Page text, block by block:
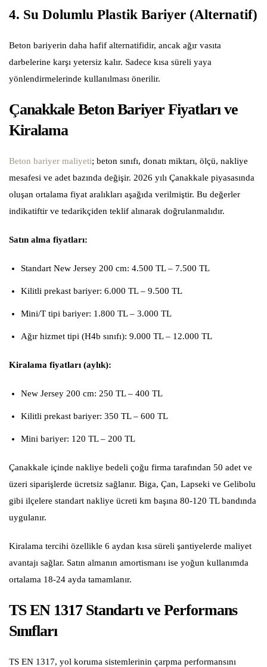
4. Su Dolumlu Plastik Bariyer (Alternatif)
Beton bariyerin daha hafif alternatifidir, ancak ağır vasıta
darbelerine karşı yetersiz kalır. Sadece kısa süreli yaya
yönlendirmelerinde kullanılması önerilir.
Çanakkale Beton Bariyer Fiyatları ve
Kiralama
Beton bariyer maliyeti; beton sınıfı, donatı miktarı, ölçü, nakliye
mesafesi ve adet bazında değişir. 2026 yılı Çanakkale piyasasında
oluşan ortalama fiyat aralıkları aşağıda verilmiştir. Bu değerler
indikatiftir ve tedarikçiden teklif alınarak doğrulanmalıdır.
Satın alma fiyatları:
Standart New Jersey 200 cm: 4.500 TL – 7.500 TL
Kilitli prekast bariyer: 6.000 TL – 9.500 TL
Mini/T tipi bariyer: 1.800 TL – 3.000 TL
Ağır hizmet tipi (H4b sınıfı): 9.000 TL – 12.000 TL
Kiralama fiyatları (aylık):
New Jersey 200 cm: 250 TL – 400 TL
Kilitli prekast bariyer: 350 TL – 600 TL
Mini bariyer: 120 TL – 200 TL
Çanakkale içinde nakliye bedeli çoğu firma tarafından 50 adet ve
üzeri siparişlerde ücretsiz sağlanır. Biga, Çan, Lapseki ve Gelibolu
gibi ilçelere standart nakliye ücreti km başına 80-120 TL bandında
uygulanır.
Kiralama tercihi özellikle 6 aydan kısa süreli şantiyelerde maliyet
avantajı sağlar. Satın almanın amortismanı ise yoğun kullanımda
ortalama 18-24 ayda tamamlanır.
TS EN 1317 Standartı ve Performans
Sınıfları
TS EN 1317, yol koruma sistemlerinin çarpma performansını